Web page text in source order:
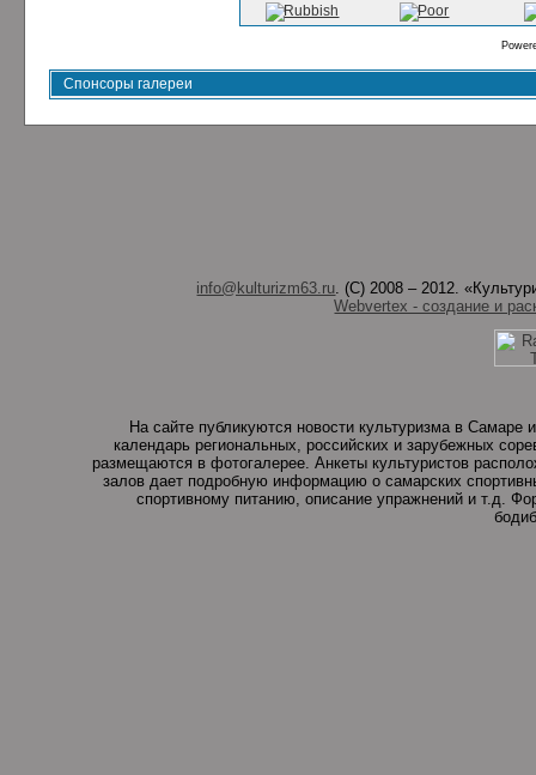
Спонсоры галереи
info@kulturizm63.ru. (C) 2008 – 2012.
Webvertex - создание и
На сайте публикуются новости культуризма в
календарь региональных, российских и зарубежных
размещаются в фотогалерее. Анкеты культуристов
залов дает подробную информацию о самарских
спортивному питанию, описание упражнений и т.д.